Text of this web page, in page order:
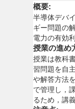
概要:
半導体デバ
ギー問題の
電力の有効
授業の進め
授業は教科
習問題を自
や解答方法
で管理し，
るため，講